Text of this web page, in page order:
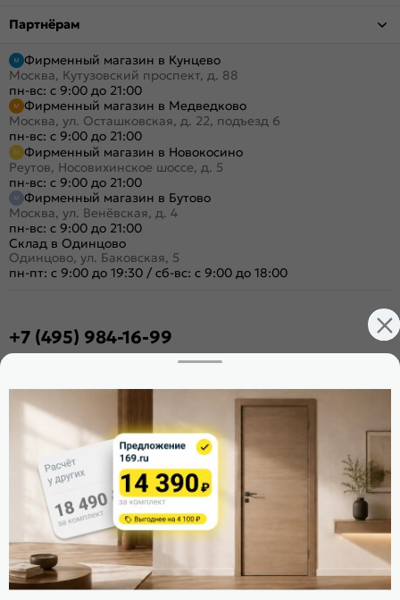
Партнёрам
Фирменный магазин в Кунцево
Москва, Кутузовский проспект, д. 88
пн-вс: с 9:00 до 21:00
Фирменный магазин в Медведково
Москва, ул. Осташковская, д. 22, подъезд 6
пн-вс: с 9:00 до 21:00
Фирменный магазин в Новокосино
Реутов, Носовихинское шоссе, д. 5
пн-вс: с 9:00 до 21:00
Фирменный магазин в Бутово
Москва, ул. Венёвская, д. 4
пн-вс: с 9:00 до 21:00
Склад в Одинцово
Одинцово, ул. Баковская, 5
пн-пт: с 9:00 до 19:30 / сб-вс: с 9:00 до 18:00
+7 (495) 984-16-99
Стать дилером
Расскажите о нас
Поделиться
Оцените магазин
ИКС 1340
© 2010—2026 Склад Дверей 169.RU